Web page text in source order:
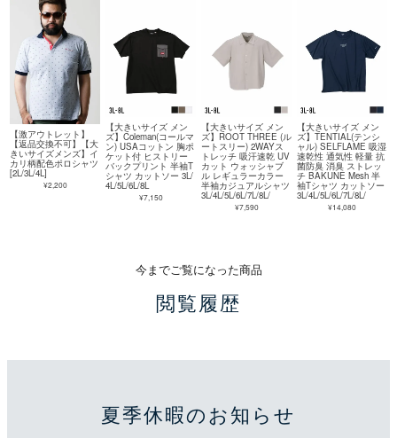
【激アウトレット】
【返品交換不可】【大
きいサイズメンズ】イ
カリ柄配色ポロシャツ
[2L/3L/4L]
¥2,200
【大きいサイズ メン
ズ】Coleman(コールマ
ン) USAコットン 胸ポ
ケット付 ヒストリー
バックプリント 半袖T
シャツ カットソー 3L/
4L/5L/6L/8L
¥7,150
【大きいサイズ メン
ズ】ROOT THREE (ル
ートスリー) 2WAYス
トレッチ 吸汗速乾 UV
カット ウォッシャブ
ル レギュラーカラー
半袖カジュアルシャツ
3L/4L/5L/6L/7L/8L/
¥7,590
【大きいサイズ メン
ズ】TENTIAL(テンシ
ャル) SELFLAME 吸湿
速乾性 通気性 軽量 抗
菌防臭 消臭 ストレッ
チ BAKUNE Mesh 半
袖Tシャツ カットソー
3L/4L/5L/6L/7L/8L/
¥14,080
今までご覧になった商品
閲覧履歴
夏季休暇のお知らせ